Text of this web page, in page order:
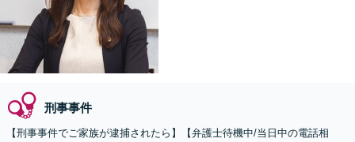
刑事事件
【刑事事件でご家族が逮捕されたら】【弁護士待機中/当日中の電話相